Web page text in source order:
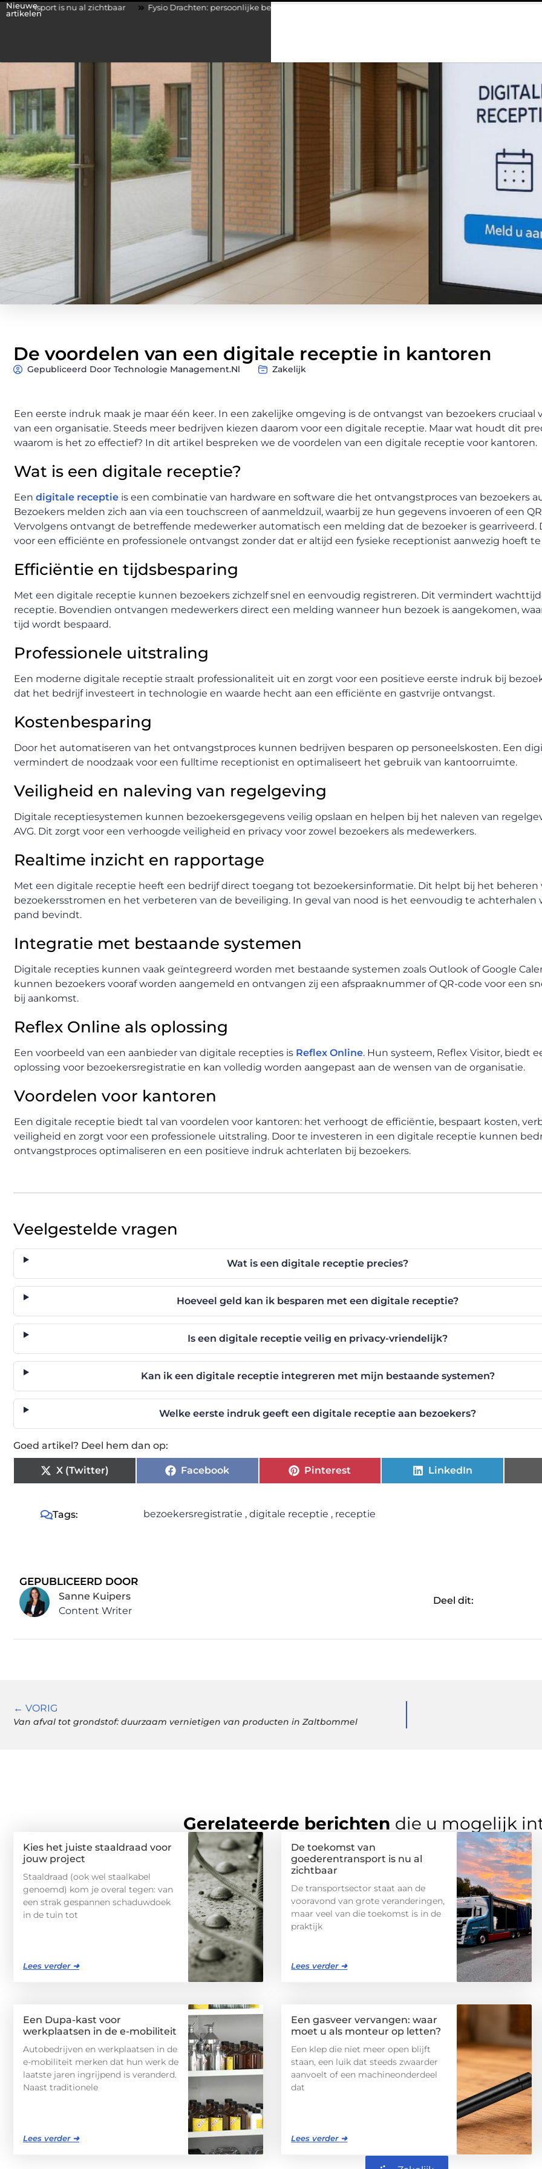
Nieuwe
artikelen
nu al zichtbaar Fysio Drachten: persoonlijke begeleiding bij lichamelijke klachten
De voordelen van een digitale receptie in kantoren
Gepubliceerd Door Technologie Management.nl Zakelijk
Een eerste indruk maak je maar één keer. In een zakelijke omgeving is de ontvangst van bezoekers cruciaal
van een organisatie. Steeds meer bedrijven kiezen daarom voor een digitale receptie. Maar wat houdt dit
waarom is het zo effectief? In dit artikel bespreken we de voordelen van een digitale receptie voor kantoren.
Wat is een digitale receptie?
Een digitale receptie is een combinatie van hardware en software die het ontvangstproces van bezoekers
Bezoekers melden zich aan via een touchscreen of aanmeldzuil, waarbij ze hun gegevens invoeren of een
Vervolgens ontvangt de betreffende medewerker automatisch een melding dat de bezoeker is gearriveerd.
voor een efficiënte en professionele ontvangst zonder dat er altijd een fysieke receptionist aanwezig hoeft te
Efficiëntie en tijdsbesparing
Met een digitale receptie kunnen bezoekers zichzelf snel en eenvoudig registreren. Dit vermindert
receptie. Bovendien ontvangen medewerkers direct een melding wanneer hun bezoek is aangekomen,
tijd wordt bespaard.
Professionele uitstraling
Een moderne digitale receptie straalt professionaliteit uit en zorgt voor een positieve eerste indruk bij
dat het bedrijf investeert in technologie en waarde hecht aan een efficiënte en gastvrije ontvangst.
Kostenbesparing
Door het automatiseren van het ontvangstproces kunnen bedrijven besparen op personeelskosten. Een
vermindert de noodzaak voor een fulltime receptionist en optimaliseert het gebruik van kantoorruimte.
Veiligheid en naleving van regelgeving
Digitale receptiesystemen kunnen bezoekersgegevens veilig opslaan en helpen bij het naleven van
AVG. Dit zorgt voor een verhoogde veiligheid en privacy voor zowel bezoekers als medewerkers.
Realtime inzicht en rapportage
Met een digitale receptie heeft een bedrijf direct toegang tot bezoekersinformatie. Dit helpt bij het beheren
bezoekersstromen en het verbeteren van de beveiliging. In geval van nood is het eenvoudig te achterhalen
pand bevindt.
Integratie met bestaande systemen
Digitale recepties kunnen vaak geïntegreerd worden met bestaande systemen zoals Outlook of Google
kunnen bezoekers vooraf worden aangemeld en ontvangen zij een afspraaknummer of QR-code voor een
bij aankomst.
Reflex Online als oplossing
Een voorbeeld van een aanbieder van digitale recepties is Reflex Online. Hun systeem, Reflex Visitor, biedt
oplossing voor bezoekersregistratie en kan volledig worden aangepast aan de wensen van de organisatie.
Voordelen voor kantoren
Een digitale receptie biedt tal van voordelen voor kantoren: het verhoogt de efficiëntie, bespaart kosten,
veiligheid en zorgt voor een professionele uitstraling. Door te investeren in een digitale receptie kunnen
ontvangstproces optimaliseren en een positieve indruk achterlaten bij bezoekers.
Veelgestelde vragen
Wat is een digitale receptie precies?
Hoeveel geld kan ik besparen met een digitale receptie?
Is een digitale receptie veilig en privacy-vriendelijk?
Kan ik een digitale receptie integreren met mijn bestaande systemen?
Welke eerste indruk geeft een digitale receptie aan bezoekers?
Goed artikel? Deel hem dan op:
X (Twitter) Facebook Pinterest LinkedIn
Tags: bezoekersregistratie , digitale receptie , receptie
GEPUBLICEERD DOOR
Sanne Kuipers
Content Writer
Deel dit:
← VORIG
Van afval tot grondstof: duurzaam vernietigen van producten in Zaltbommel
Gerelateerde berichten die u mogelijk
Kies het juiste staaldraad voor
jouw project
Staaldraad (ook wel staalkabel
genoemd) kom je overal tegen: van
een strak gespannen schaduwdoek
in de tuin tot
Lees verder ➜
De toekomst van
goederentransport is nu al
zichtbaar
De transportsector staat aan de
vooravond van grote veranderingen,
maar veel van die toekomst is in de
praktijk
Lees verder ➜
Een Dupa-kast voor
werkplaatsen in de e-mobiliteit
Autobedrijven en werkplaatsen in de
e-mobiliteit merken dat hun werk de
laatste jaren ingrijpend is veranderd.
Naast traditionele
Lees verder ➜
Een gasveer vervangen: waar
moet u als monteur op letten?
Een klep die niet meer open blijft
staan, een luik dat steeds zwaarder
aanvoelt of een machineonderdeel
dat
Lees verder ➜